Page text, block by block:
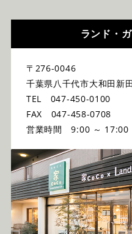
ランド・
〒276-0046
千葉県八千代市大和田新
TEL 047-450-0100
FAX 047-458-0708
営業時間 9:00 ～ 17:00